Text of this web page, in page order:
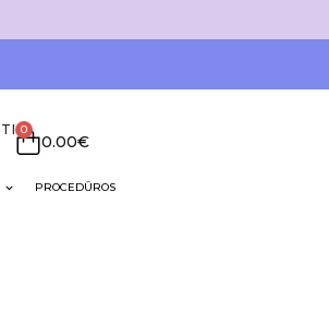
0.00€
0
PROCEDŪROS